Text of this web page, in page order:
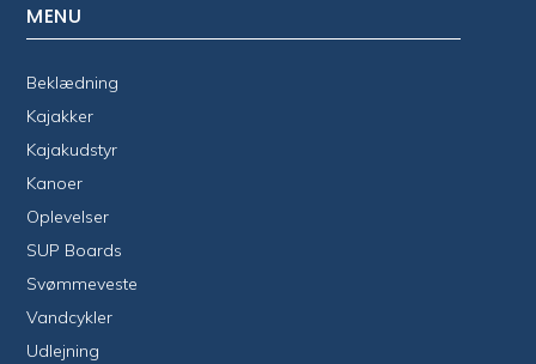
MENU
Beklædning
Kajakker
Kajakudstyr
Kanoer
Oplevelser
SUP Boards
Svømmeveste
Vandcykler
Udlejning